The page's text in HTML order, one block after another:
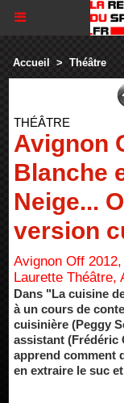
Accueil > Théâtre
THÉÂTRE
Avignon
Blanche
Neige...
version
Avignon Off
Laurette Théâtre,
Dans "La cuisine
à un cours de
cuisinière (Peggy
assistant (Frédéric
apprend comment
en extraire le suc